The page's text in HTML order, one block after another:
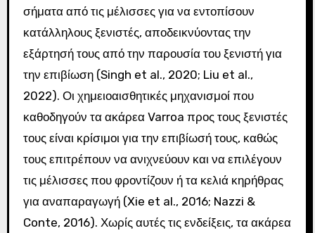
σήματα από τις μέλισσες για να εντοπίσουν
κατάλληλους ξενιστές, αποδεικνύοντας την
εξάρτησή τους από την παρουσία του ξενιστή για
την επιβίωση (Singh et al., 2020; Liu et al.,
2022). Οι χημειοαισθητικές μηχανισμοί που
καθοδηγούν τα ακάρεα Varroa προς τους ξενιστές
τους είναι κρίσιμοι για την επιβίωσή τους, καθώς
τους επιτρέπουν να ανιχνεύουν και να επιλέγουν
τις μέλισσες που φροντίζουν ή τα κελιά κηρήθρας
για αναπαραγωγή (Xie et al., 2016; Nazzi &
Conte, 2016). Χωρίς αυτές τις ενδείξεις, τα ακάρεα